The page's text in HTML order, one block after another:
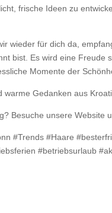
frische Ideen zu
wieder für dich da,
bist. Es wird eine Freude
Momente der
Gedanken aus
Besuche unsere Website
#Trends #Haare
#betriebsurlaub